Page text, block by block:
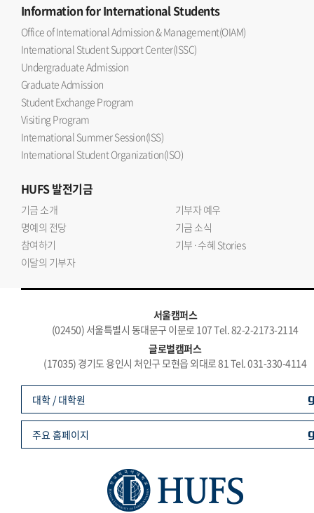
Informationfor International Students
Office of International Admission & Management(OIAM)
International Student Support Center(ISSC)
Undergraduate Admission
Graduate Admission
Student Exchange Program
Visiting Program
International Summer Session(ISS)
International Student Organization(ISO)
HUFS발전기금
기금 소개
기부자 예우
명예의 전당
기금 소식
참여하기
기부·수혜 Stories
이달의 기부자
서울캠퍼스
(02450) 서울특별시 동대문구 이문로 107 Tel. 82-2-2173-2114
글로벌캠퍼스
(17035) 경기도 용인시 처인구 모현읍 외대로 81 Tel. 031-330-4114
대학 / 대학원
주요 홈페이지